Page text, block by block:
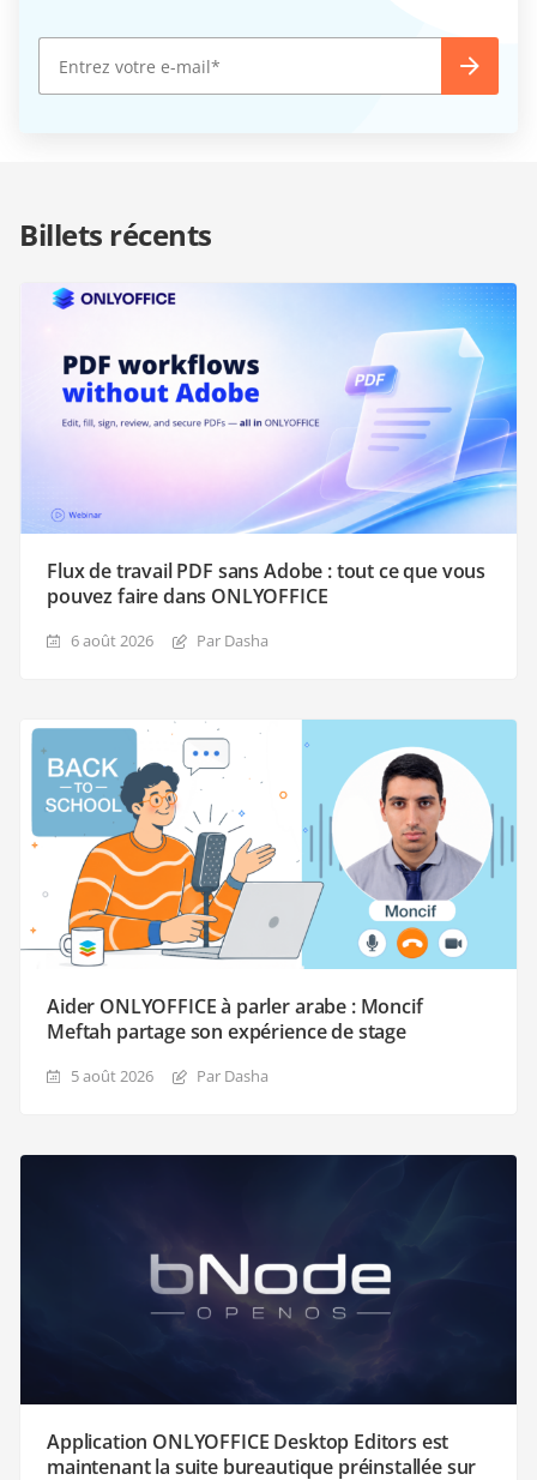
Billets récents
Flux de travail PDF sans Adobe : tout ce que vous
pouvez faire dans ONLYOFFICE
6 août 2026 Par Dasha
Aider ONLYOFFICE à parler arabe : Moncif
Meftah partage son expérience de stage
5 août 2026 Par Dasha
Application ONLYOFFICE Desktop Editors est
maintenant la suite bureautique préinstallée sur